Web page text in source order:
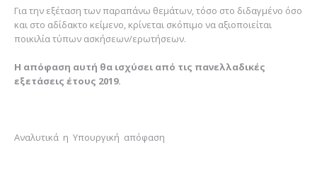
Για την εξέταση των παραπάνω θεμάτων, τόσο στο διδαγμένο όσο
και στο αδίδακτο κείμενο, κρίνεται σκόπιμο να αξιοποιείται
ποικιλία τύπων ασκήσεων/ερωτήσεων.
Η απόφαση αυτή θα ισχύσει από τις πανελλαδικές
εξετάσεις έτους 2019.
Αναλυτικά η Υπουργική απόφαση